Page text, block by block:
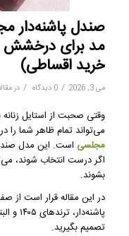
صندل پاشنه‌دار
خرید اقساطی)
می 3, 2026 / 0 دیدگاه / در
وقتی صحبت از استایل
می‌تواند تمام ظاهر شما را
مجلسی است. این مدل
اگر درست انتخاب شوند،
بشوند.
در این مقاله قرار است از
تصمیم بگیرید.